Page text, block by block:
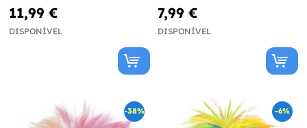
11,99 €
DISPONÍVEL
7,99 €
DISPONÍVEL
-38% -6%